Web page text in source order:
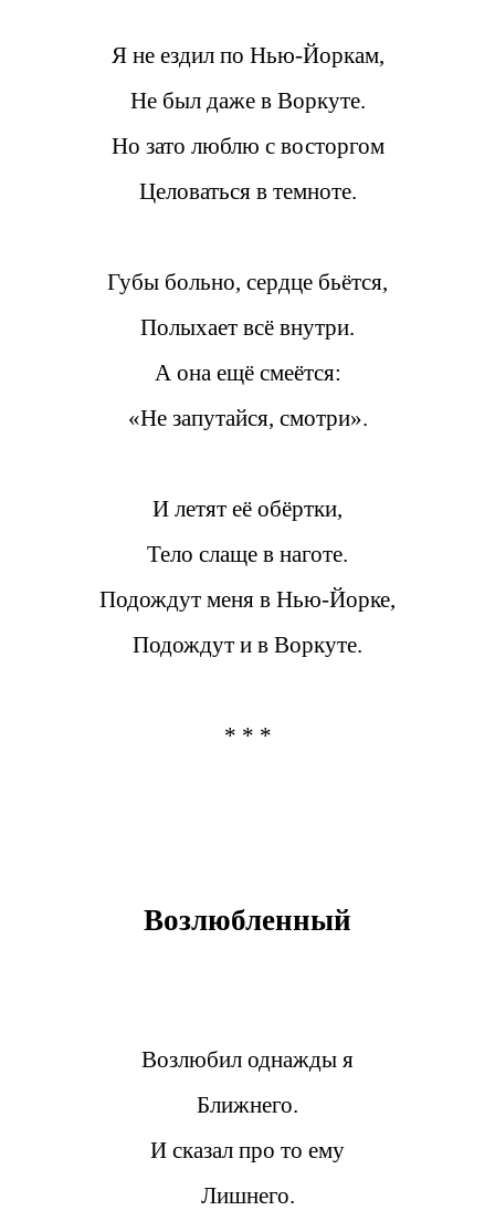
Я не ездил по Нью-Йоркам,
Не был даже в Воркуте.
Но зато люблю с восторгом
Целоваться в темноте.
Губы больно, сердце бьётся,
Полыхает всё внутри.
А она ещё смеётся:
«Не запутайся, смотри».
И летят её обёртки,
Тело слаще в наготе.
Подождут меня в Нью-Йорке,
Подождут и в Воркуте.
* * *
Возлюбленный
Возлюбил однажды я
Ближнего.
И сказал про то ему
Лишнего.